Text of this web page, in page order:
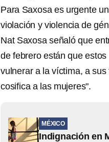
Para Saxosa es urgente
violación y violencia de
Nat Saxosa señaló que
de febrero están que estos
vulnerar a la víctima, a
cosifica a las mujeres".
MÉXICO
Indignación en